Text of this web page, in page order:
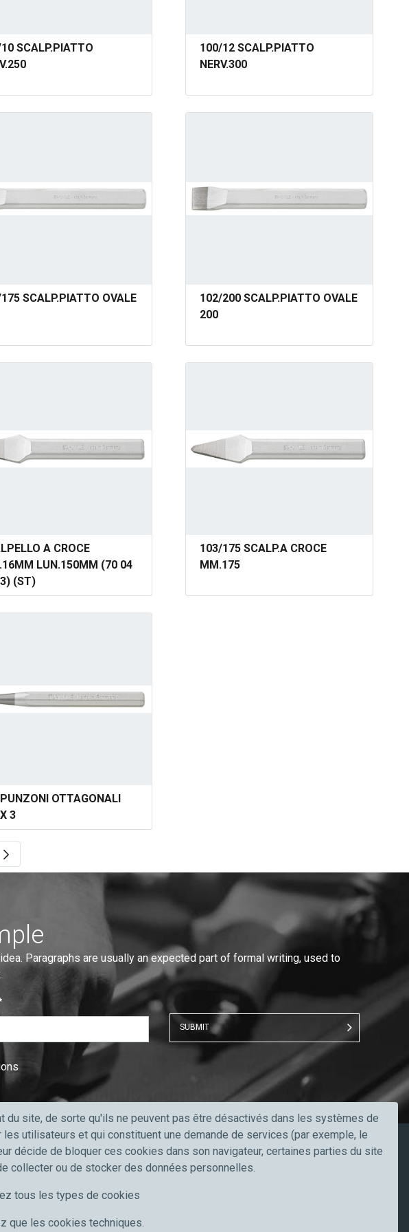
SCALP.PIATTO
100/12 SCALP.PIATTO
NERV.300
SCALP.PIATTO OVALE
102/200 SCALP.PIATTO OVALE
200
A CROCE
LUN.150MM (70 04
(ST)
103/175 SCALP.A CROCE
MM.175
OTTAGONALI
3
Utilisez TAB pour naviguer.
Paragraphs are usually an expected part of formal writing, used to
SUBMIT
France Restez à jour
site, de sorte qu'ils ne peuvent pas être désactivés dans les systèmes de
utilisateurs et qui constituent une demande de services (par exemple, le
décide de bloquer ces cookies dans son navigateur, certaines parties du site
collecter ou de stocker des données personnelles.
tous les types de cookies
que les cookies techniques.